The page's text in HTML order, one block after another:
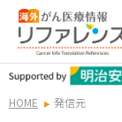
HOME 発信元